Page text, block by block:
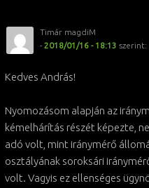
Timár magdiM
-2018/01/16 - 18:13 szerint:
Kedves András!
Nyomozásom alapján az
kémelhárítás részét képezte,
adó volt, mint iránymérő
osztályának soroksári
volt. Vagyis ez ellenséges